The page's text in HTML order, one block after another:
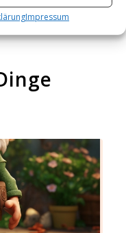
Impressum
GÜNTER